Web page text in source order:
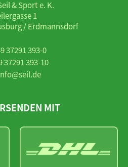
& Sport e. K.
1
/ Erdmannsdorf
37291 393-0
37291 393-10
MIT